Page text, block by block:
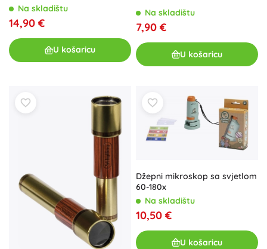
Na skladištu
14,90 €
U košaricu
Na skladištu
7,90 €
U košaricu
Džepni mikroskop sa svjetlom
60-180x
Na skladištu
10,50 €
U košaricu